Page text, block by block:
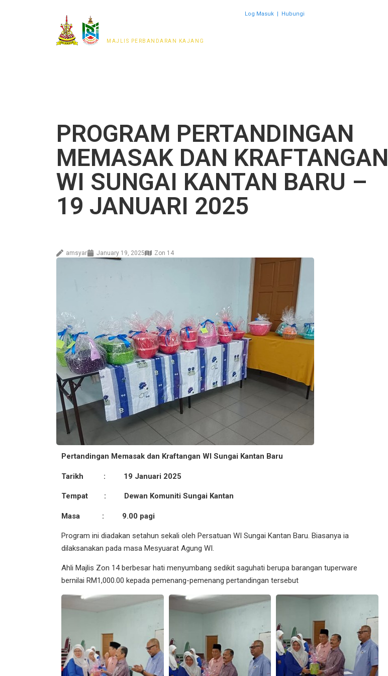
MAJLIS PERBANDARAN KAJANG
Log Masuk| Hubungi
PROGRAM PERTANDINGAN
MEMASAK DAN KRAFTANGAN
WI SUNGAI KANTAN BARU –
19 JANUARI 2025
amsyar January 19, 2025 Zon 14
Pertandingan Memasak dan Kraftangan WI Sungai Kantan Baru
Tarikh : 19 Januari 2025
Tempat : Dewan Komuniti Sungai Kantan
Masa : 9.00 pagi
Program ini diadakan setahun sekali oleh Persatuan WI Sungai Kantan Baru. Biasanya ia
dilaksanakan pada masa Mesyuarat Agung WI.
Ahli Majlis Zon 14 berbesar hati menyumbang sedikit saguhati berupa barangan tuperware
bernilai RM1,000.00 kepada pemenang-pemenang pertandingan tersebut